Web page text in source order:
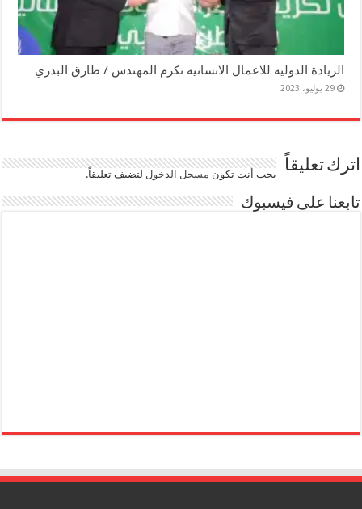
الريادة الدوليه للاعمال الانسانيه تكرم المهندس / طارق البدري
29 يوليو، 2023
اترك تعليقاً يجب أنت تكون مسجل الدخوللتضيف تعليقاً.
تابعنا على فيسبوك